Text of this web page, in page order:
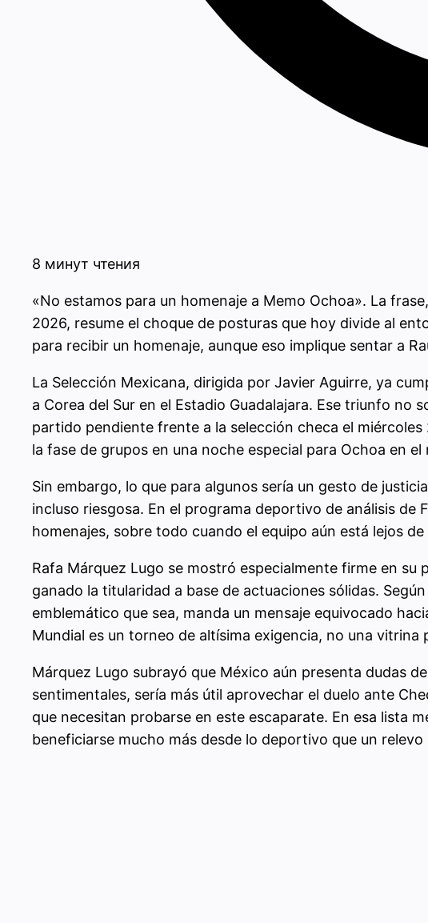
8 минут чтения
«No estamos para un homenaje a Memo Ochoa». La
2026, resume el choque de posturas que hoy divide al
para recibir un homenaje, aunque eso implique sentar a
La Selección Mexicana, dirigida por Javier Aguirre, ya
a Corea del Sur en el Estadio Guadalajara. Ese triunfo
partido pendiente frente a la selección checa el
la fase de grupos en una noche especial para Ochoa en
Sin embargo, lo que para algunos sería un gesto de
incluso riesgosa. En el programa deportivo de análisis
homenajes, sobre todo cuando el equipo aún está lejos
Rafa Márquez Lugo se mostró especialmente firme en su
ganado la titularidad a base de actuaciones sólidas.
emblemático que sea, manda un mensaje equivocado
Mundial es un torneo de altísima exigencia, no una vitrina
Márquez Lugo subrayó que México aún presenta dudas
sentimentales, sería más útil aprovechar el duelo ante
que necesitan probarse en este escaparate. En esa lista
beneficiarse mucho más desde lo deportivo que un